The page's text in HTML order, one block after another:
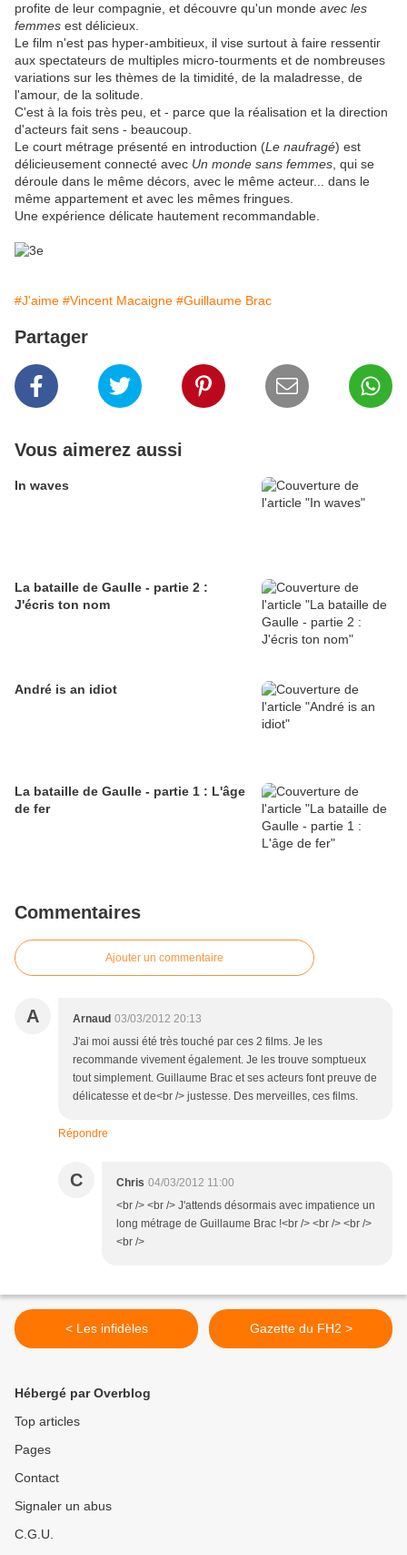
profite de leur compagnie, et découvre qu'un monde avec les
femmes est délicieux.
Le film n'est pas hyper-ambitieux, il vise surtout à faire ressentir
aux spectateurs de multiples micro-tourments et de nombreuses
variations sur les thèmes de la timidité, de la maladresse, de
l'amour, de la solitude.
C'est à la fois très peu, et - parce que la réalisation et la direction
d'acteurs fait sens - beaucoup.
Le court métrage présenté en introduction (Le naufragé) est
délicieusement connecté avec Un monde sans femmes , qui se
déroule dans le même décors, avec le même acteur... dans le
même appartement et avec les mêmes fringues.
Une expérience délicate hautement recommandable.
#J'aime #Vincent Macaigne #Guillaume Brac
Partager
Vous aimerez aussi
In waves
La bataille de Gaulle - partie 2 :
J'écris ton nom
André is an idiot
La bataille de Gaulle - partie 1 : L'âge
de fer
Commentaires
Ajouter un commentaire
A Arnaud 03/03/2012 20:13
J'ai moi aussi été très touché par ces 2 films. Je les
recommande vivement également. Je les trouve somptueux
tout simplement. Guillaume Brac et ses acteurs font preuve de
délicatesse et de<br /> justesse. Des merveilles, ces films.
Répondre
C Chris 04/03/2012 11:00
<br /> <br /> J'attends désormais avec impatience un
long métrage de Guillaume Brac !<br /> <br /> <br />
<br />
< Les infidèles Gazette du FH2 >
Hébergé par Overblog
Top articles
Pages
Contact
Signaler un abus
C.G.U.